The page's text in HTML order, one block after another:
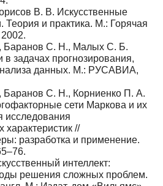
В. В. Искусственные
Теория и практика. М.: Горячая
Баранов С. Н., Малых С. Б.
в задачах прогнозирования,
данных. М.: РУСАВИА,
Баранов С. Н., Корниенко П. А.
сети Маркова и их
исследования
характеристик //
разработка и применение.
интеллект:
решения сложных проблем.